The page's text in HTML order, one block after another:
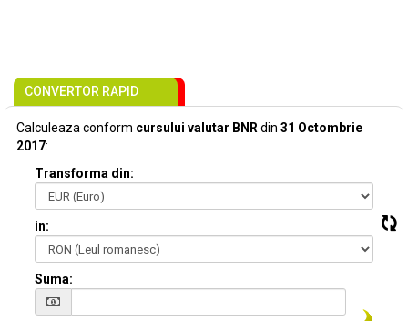
CONVERTOR RAPID
Calculeaza conform cursului valutar BNR din 31 Octombrie
2017:
Transforma din:
in:
Suma: